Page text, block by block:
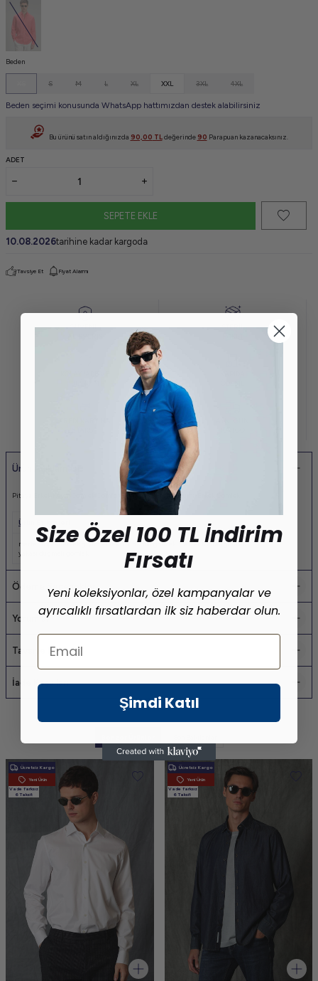
Beden
S M L XL XXL 3XL 4XL
Beden seçimi konusunda WhatsApp hattımızdan destek alabilirsiniz
Bu ürünü satın aldığınızda 90,00 TL değerinde 90 Parapuan kazanacaksınız.
ADET
SEPETE EKLE
10.08.2026tarihine kadar kargoda
Tavsiye Et Fiyat Alarmı
GÜVENLİ
STERİL
Ürün Açıklaması
Pitaya Erkek Keten Gömlek Comfort Fit %100 Keten Dokuma Erkek Gömlek
Ürün Etiketleri
merter toptan erkek giyim ,erkek uzun kollu gömlek merter toptan gömlek,
yakası düğmeli gömlek
Ödeme Seçenekleri
Yorumlar
Tavsiye Et
İade Koşulları
Ücretsiz Kargo
Yeni Ürün
Vade farksız
6 Taksit
Ücretsiz Kargo
Yeni Ürün
Vade farksız
6 Taksit
Size Özel 100 TL İndirim
Fırsatı
Yeni koleksiyonlar, özel kampanyalar ve
ayrıcalıklı fırsatlardan ilk siz haberdar olun.
Email
Şimdi Katıl